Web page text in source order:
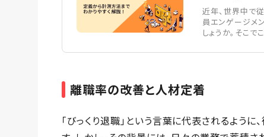
近年、世界中で
員エンゲージメ
しょうか。そこで
離職率の改善と人材定着
「びっくり退職」という言葉に代表されるよう